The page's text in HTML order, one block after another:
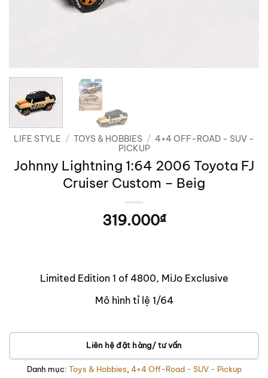
LIFE STYLE / TOYS & HOBBIES / 4×4 OFF-ROAD - SUV -
PICKUP
Johnny Lightning 1:64 2006 Toyota FJ
Cruiser Custom – Beig
319.000₫
Limited Edition 1 of 4800, MiJo Exclusive
Mô hình tỉ lệ 1/64
Liên hệ đặt hàng/ tư vấn
Danh mục: Toys & Hobbies 4×4 Off-Road - SUV - Pickup